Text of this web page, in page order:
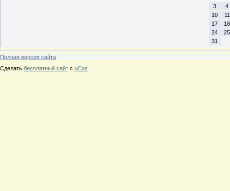
3
4
10
11
17
18
24
25
31
Полная версия сайта
Сделать бесплатный сайт с uCoz